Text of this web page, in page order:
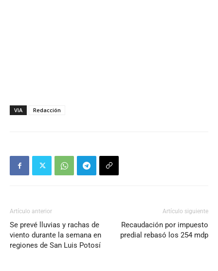
VIA Redacción
Artículo anterior
Se prevé lluvias y rachas de
viento durante la semana en
regiones de San Luis Potosí
Artículo siguiente
Recaudación por impuesto
predial rebasó los 254 mdp